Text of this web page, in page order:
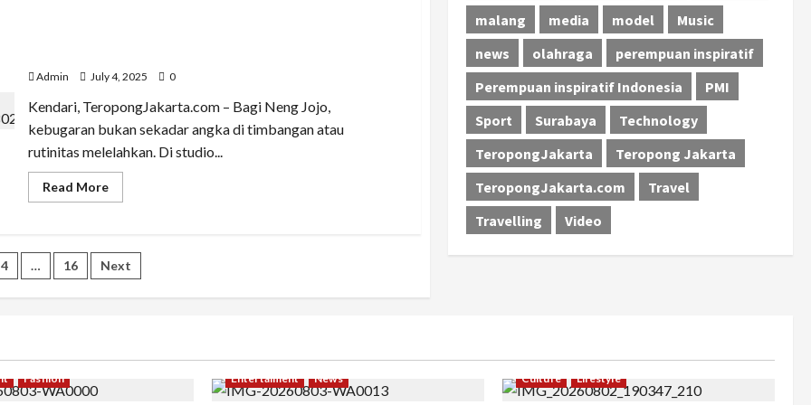
Asal
Jakarta
yang
Bersinar
sebagai
MC
dan
Inspirasi
Prajurit
Wanita
Admin July 4, 2025 0
Kendari, TeropongJakarta.com – Bagi Neng Jojo,
kebugaran bukan sekadar angka di timbangan atau
rutinitas melelahkan. Di studio...
Read MoreRead
more
Neng
Jojo:
Zumba
Ruang
4 … 16 Next
malang
media model
Music
news
olahraga
perempuan inspiratif
Perempuan inspiratif Indonesia
PMI
Sport
Surabaya
Technology
TeropongJakarta
Teropong Jakarta
TeropongJakarta.com
Travel
Travelling
Video
Fashion Entertaiment News Culture Lifestyle